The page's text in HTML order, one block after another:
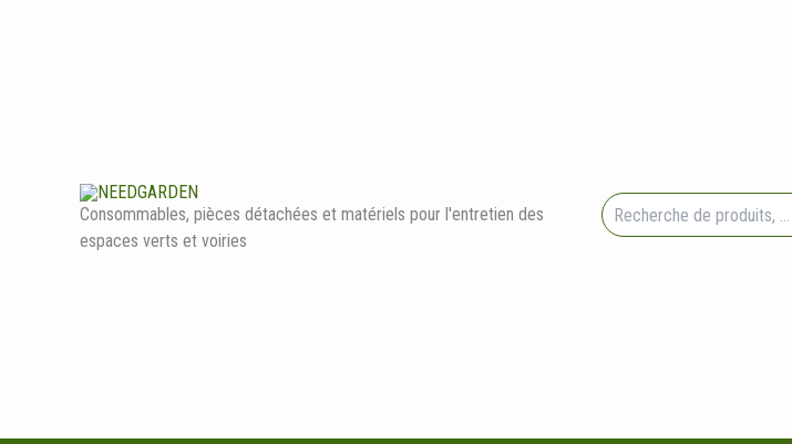
Consommables, pièces détachées et matériels pour l'entretien des
espaces verts et voiries